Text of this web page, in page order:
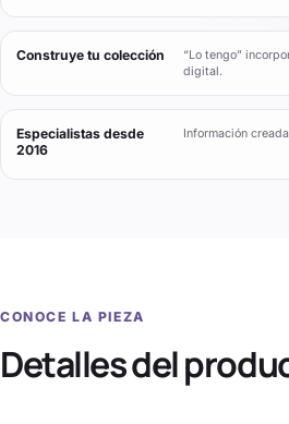
Construye tu colección
“Lo tengo”
digital.
Especialistas desde
2016
Información
CONOCE LA PIEZA
Detalles del